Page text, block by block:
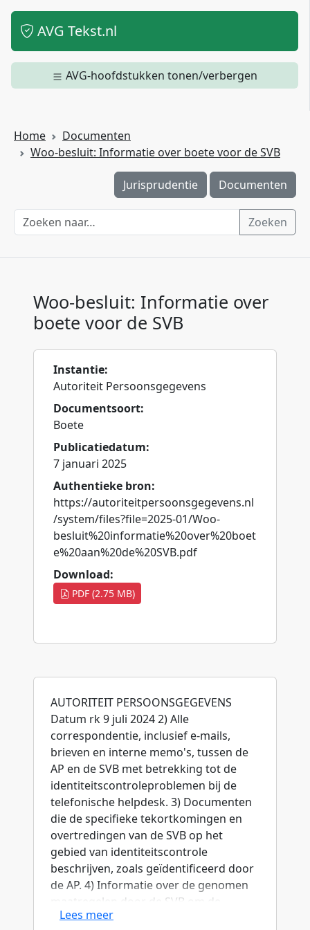
AVG Tekst.nl
AVG-hoofdstukken tonen/verbergen
Home
Documenten
Woo-besluit: Informatie over boete voor de SVB
Jurisprudentie Documenten
Zoeken
Woo-besluit: Informatie over
boete voor de SVB
Instantie:
Autoriteit Persoonsgegevens
Documentsoort:
Boete
Publicatiedatum:
7 januari 2025
Authentieke bron:
https://autoriteitpersoonsgegevens.nl
/system/files?file=2025-01/Woo-
besluit%20informatie%20over%20boet
e%20aan%20de%20SVB.pdf
Download:
PDF (2.75 MB)
AUTORITEIT PERSOONSGEGEVENS
Datum rk 9 juli 2024 2) Alle
correspondentie, inclusief e-mails,
brieven en interne memo's, tussen de
AP en de SVB met betrekking tot de
identiteitscontroleproblemen bij de
telefonische helpdesk. 3) Documenten
die de specifieke tekortkomingen en
overtredingen van de SVB op het
gebied van identiteitscontrole
beschrijven, zoals geïdentificeerd door
de AP. 4) Informatie over de genomen
maatregelen door de SVB om de
identiteitscontrole te verbeteren, zoals
Lees meer